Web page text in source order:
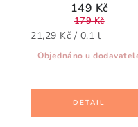
Objednáno u
149 Kč
179 Kč
Měrná
cena:
21,29 Kč / 0.1 l